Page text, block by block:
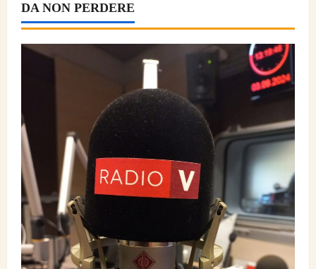
DA NON PERDERE